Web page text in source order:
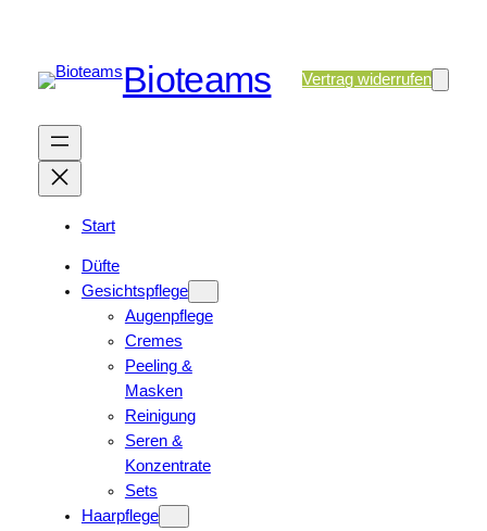
Bioteams Vertrag widerrufen
Start
Düfte
Gesichtspflege
Augenpflege
Cremes
Peeling &
Masken
Reinigung
Seren &
Konzentrate
Sets
Haarpflege